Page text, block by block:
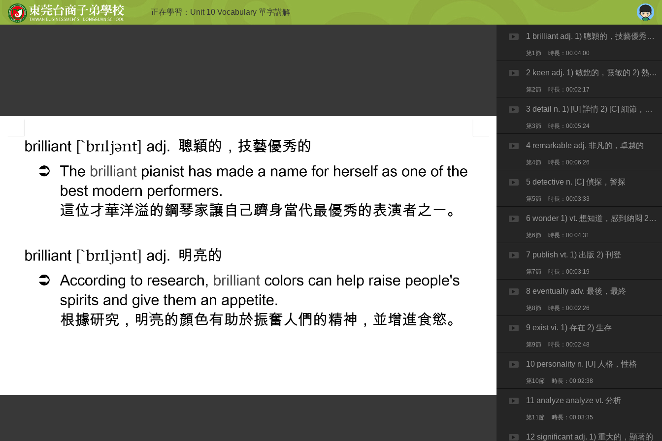
正在學習： Unit 10 Vocabulary 單字講解
1 brilliant adj. 1) 聰穎的，技藝優秀的 2) 明亮
第1節 時長：00:04:00
2 keen adj. 1) 敏銳的，靈敏的 2) 熱衷的
第2節 時長：00:02:17
3 detail n. 1) [U] 詳情 2) [C] 細節，枝節
第3節 時長：00:05:24
4 remarkable adj. 非凡的，卓越的
第4節 時長：00:06:26
5 detective n. [C] 偵探，警探
第5節 時長：00:03:33
6 wonder 1) vt. 想知道，感到納悶 2) vi. 對…感到驚訝
第6節 時長：00:04:31
7 publish vt. 1) 出版 2) 刊登
第7節 時長：00:03:19
8 eventually adv. 最後，最終
第8節 時長：00:02:26
9 exist vi. 1) 存在 2) 生存
第9節 時長：00:02:48
10 personality n. [U] 人格，性格
第10節 時長：00:02:38
11 analyze analyze vt. 分析
第11節 時長：00:03:35
12 significant adj. 1) 重大的，顯著的